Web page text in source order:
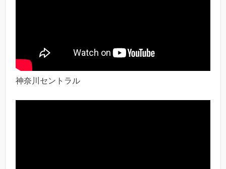
神奈川セントラル